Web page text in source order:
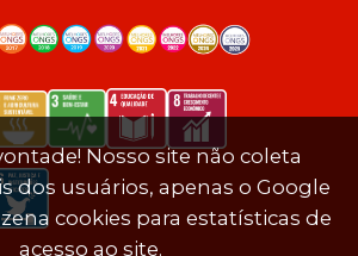
Nosso site não coleta
dos usuários, apenas o Google
cookies para estatísticas de
acesso ao site.